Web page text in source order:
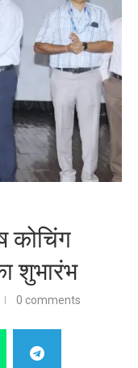
कोचिंग
शुभारंभ
0 comments